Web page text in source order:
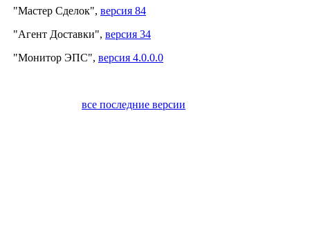
"Мастер Сделок", версия 84
"Агент Доставки", версия 34
"Монитор ЭПС", версия 4.0.0.0
все последние версии